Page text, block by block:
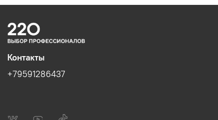
Контакты
+79591286437